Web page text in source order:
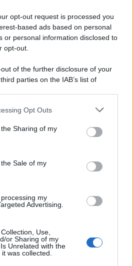
opt-out request is processed you
based ads based on personal
or personal information disclosed to
opt-out.
of the further disclosure of your
parties on the IAB’s list of
be disclosed by us to third parties
parties.
app uses one or more Google
and store information including but
usage behaviour. You may click to
Google and its third-party tags to
Opt Outs
Sharing of my
Sale of my
my
Advertising.
Use,
or Sharing of my
Unrelated with the
was collected.
E-mail
FRASI
Frasi celebri
da condividere
Poesie